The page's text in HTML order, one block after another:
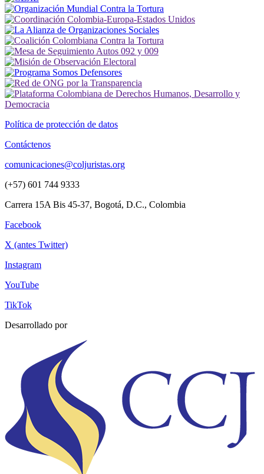
Política de protección de datos
Contáctenos
comunicaciones@coljuristas.org
(+57) 601 744 9333
Carrera 15A Bis 45-37, Bogotá, D.C., Colombia
Facebook
X (antes Twitter)
Instagram
YouTube
TikTok
Desarrollado por